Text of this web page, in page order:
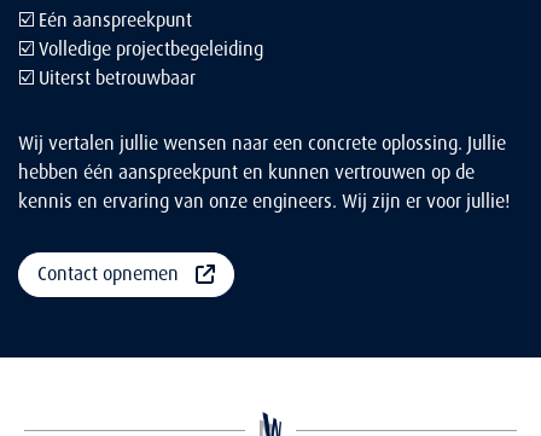
☑️ Eén aanspreekpunt
☑️ Volledige projectbegeleiding
☑️ Uiterst betrouwbaar
Wij vertalen jullie wensen naar een concrete oplossing. Jullie
hebben één aanspreekpunt en kunnen vertrouwen op de
kennis en ervaring van onze engineers. Wij zijn er voor jullie!
Contact opnemen